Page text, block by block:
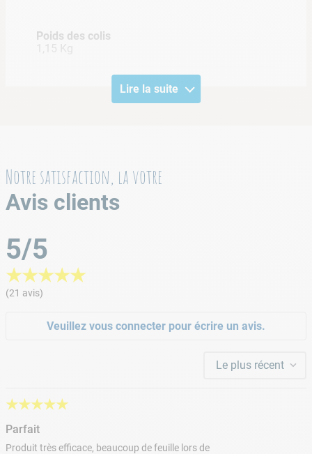
Lire la suite
Poids des colis
1,15 Kg
Notre satisfaction, la votre
Avis clients
★★★★★
5/5
(21 avis)
Veuillez vous connecter pour écrire un avis.
Le plus récent
★★★★★
Parfait
Produit très efficace, beaucoup de feuille lors de